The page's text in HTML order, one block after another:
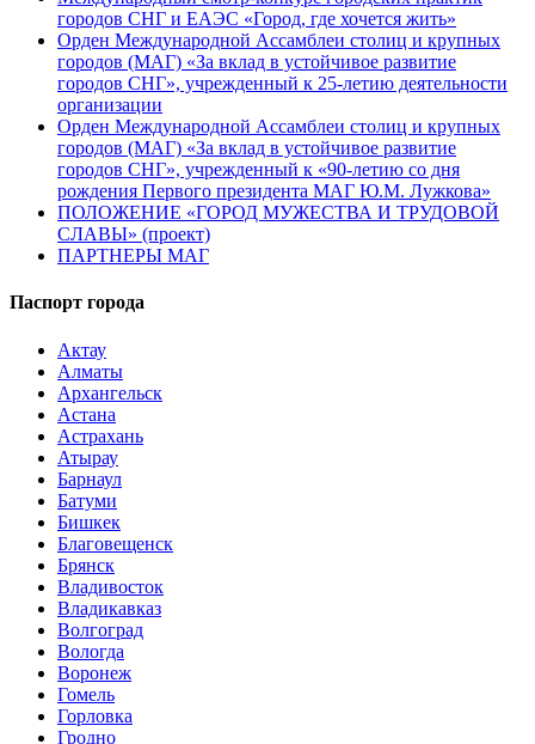
городов СНГ и ЕАЭС «Город, где хочется жить»
Орден Международной Ассамблеи столиц и крупных
городов (МАГ) «За вклад в устойчивое развитие
городов СНГ», учрежденный к 25-летию деятельности
организации
Орден Международной Ассамблеи столиц и крупных
городов (МАГ) «За вклад в устойчивое развитие
городов СНГ», учрежденный к «90-летию со дня
рождения Первого президента МАГ Ю.М. Лужкова»
ПОЛОЖЕНИЕ «ГОРОД МУЖЕСТВА И ТРУДОВОЙ
СЛАВЫ» (проект)
ПАРТНЕРЫ МАГ
Паспорт города
Актау
Алматы
Архангельск
Астана
Астрахань
Атырау
Барнаул
Батуми
Бишкек
Благовещенск
Брянск
Владивосток
Владикавказ
Волгоград
Вологда
Воронеж
Гомель
Горловка
Гродно